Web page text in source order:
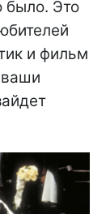
было. Это
и фильм
ваши